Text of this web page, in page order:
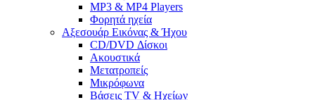
MP3 & MP4 Players
Φορητά ηχεία
Αξεσουάρ Εικόνας & Ήχου
CD/DVD Δίσκοι
Ακουστικά
Μετατροπείς
Μικρόφωνα
Βάσεις TV & Ηχείων